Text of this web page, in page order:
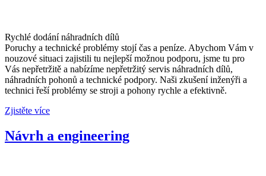
Rychlé dodání náhradních dílů
Poruchy a technické problémy stojí čas a peníze. Abychom Vám v
nouzové situaci zajistili tu nejlepší možnou podporu, jsme tu pro
Vás nepřetržitě a nabízíme nepřetržitý servis náhradních dílů,
náhradních pohonů a technické podpory. Naši zkušení inženýři a
technici řeší problémy se stroji a pohony rychle a efektivně.
Zjistěte více
Návrh a engineering